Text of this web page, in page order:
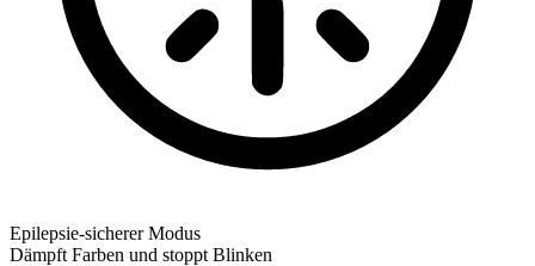
Epilepsie-sicherer Modus
Dämpft Farben und stoppt Blinken